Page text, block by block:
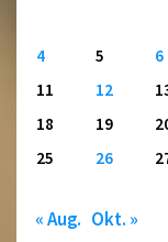
4
5 6
11
12
18
19
25
26
« Aug. Okt. »